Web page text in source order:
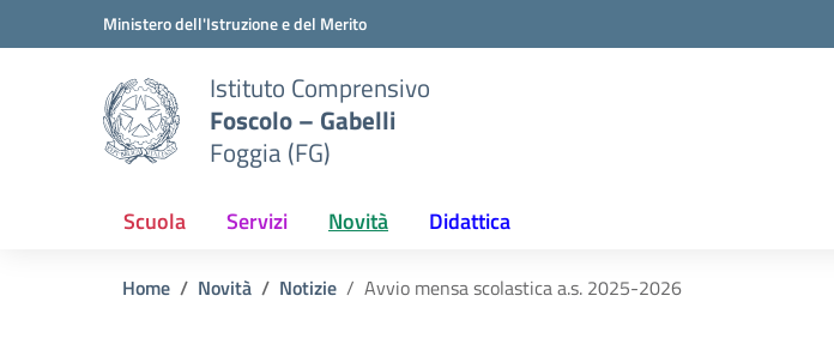
Vai ai contenuti
Vai al menu di navigazioneMinistero dell'Istruzione e del Merito
Istituto Comprensivo
Foscolo – Gabelli
Foggia (FG)
Scuola Servizi Novità Didattica
Home Novità Notizie Avvio mensa scolastica a.s. 2025-2026